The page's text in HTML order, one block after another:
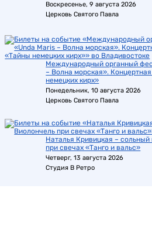
Воскресенье, 9 августа 2026
Церковь Святого Павла
Международный органный
– Волна морская».
немецких кирх»
Понедельник, 10 августа 2026
Церковь Святого Павла
Наталья Кривицкая – сольный
при свечах «Танго и вальс»
Четверг, 13 августа 2026
Студия В Ретро